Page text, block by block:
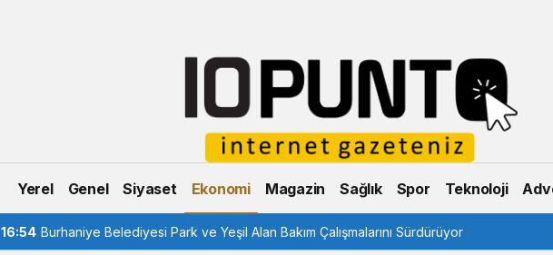
Yerel Genel Siyaset Ekonomi Magazin Sağlık Spor Teknoloji
16:54 Burhaniye Belediyesi Park ve Yeşil Alan Bakım Çalışmalarını Sürdürüyor